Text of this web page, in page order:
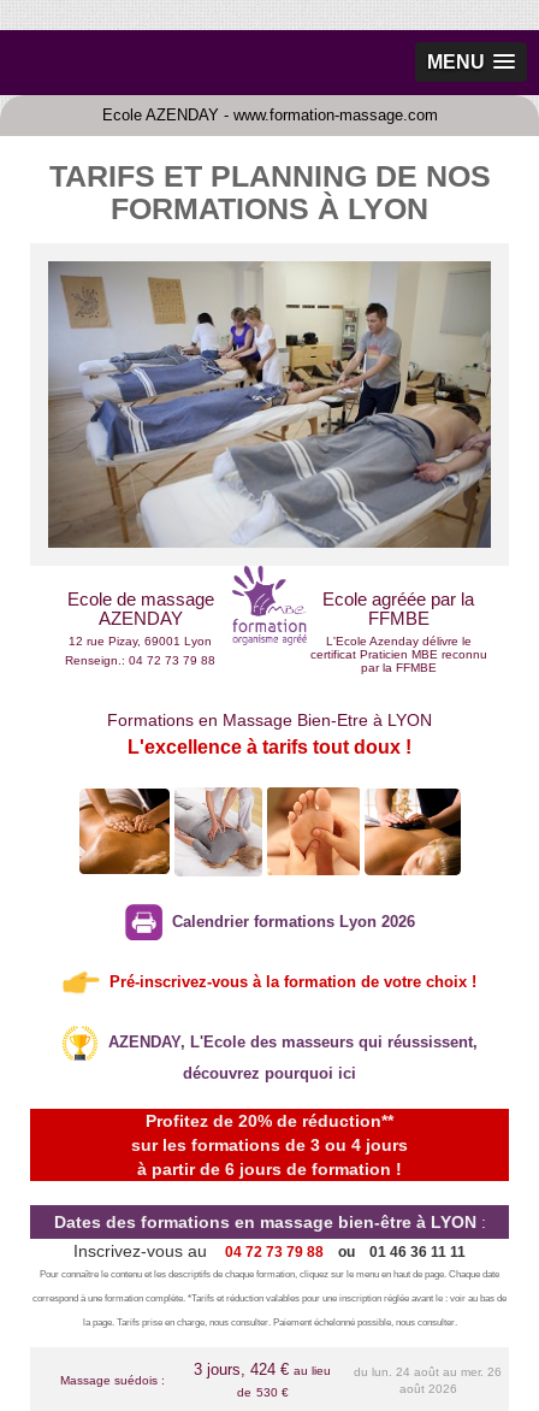
MENU
Ecole AZENDAY - www.formation-massage.com
TARIFS ET PLANNING DE NOS
FORMATIONS À LYON
Ecole de massage
AZENDAY
12 rue Pizay, 69001 Lyon
Renseign.: 04 72 73 79 88
Ecole agréée par la
FFMBE
L'Ecole Azenday délivre le
certificat Praticien MBE reconnu
par la FFMBE
Formations en Massage Bien-Etre à LYON
L'excellence à tarifs tout doux !
Calendrier formations Lyon 2026
Pré-inscrivez-vous à la formation de votre choix !
AZENDAY, L'Ecole des masseurs qui réussissent,
découvrez pourquoi ici
Profitez de 20% de réduction**
sur les formations de 3 ou 4 jours
à partir de 6 jours de formation !
Dates des formations en massage bien-être à LYON :
Inscrivez-vous au
04 72 73 79 88 ou 01 46 36 11 11
Pour connaître le contenu et les descriptifs de chaque formation, cliquez sur le menu en haut de page. Chaque date
correspond à une formation complète. *Tarifs et réduction valables pour une inscription réglée avant le : voir au bas de
la page. Tarifs prise en charge, nous consulter. Paiement échelonné possible, nous consulter.
Massage suédois :
3 jours, 424 € au lieu
de 530 €
du lun. 24 août au mer. 26
août 2026